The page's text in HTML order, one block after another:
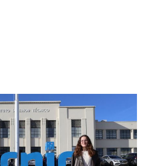
Contactos do DEEC
Segue o DEEC